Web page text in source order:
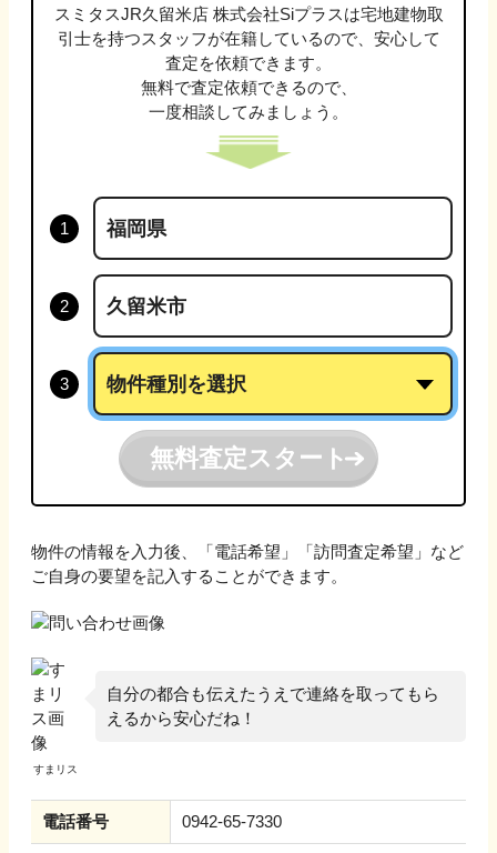
スミタスJR久留米店 株式会社Siプラスは宅地建物取
引士を持つスタッフが在籍しているので、安心して
査定を依頼できます。
無料で査定依頼できるので、
一度相談してみましょう。
無料査定スタート
物件の情報を入力後、「電話希望」「訪問査定希望」など
ご自身の要望を記入することができます。
自分の都合も伝えたうえで連絡を取ってもら
えるから安心だね！
電話番号 0942-65-7330